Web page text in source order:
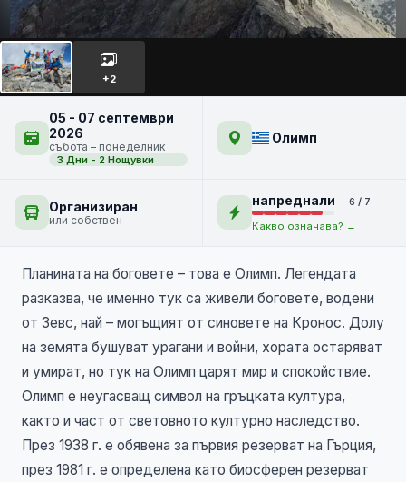
Връх МИТИКАС - планината
ОЛИМП
+2
05 - 07 септември
2026
събота – понеделник
3 Дни - 2 Нощувки
Олимп
Организиран
или собствен
напреднали
6 / 7
Какво означава? →
Планината на боговете – това е Олимп. Легендата
разказва, че именно тук са живели боговете, водени
от Зевс, най – могъщият от синовете на Кронос. Долу
на земята бушуват урагани и войни, хората остаряват
и умират, но тук на Олимп царят мир и спокойствие.
Олимп е неугасващ символ на гръцката култура,
както и част от световното културно наследство.
През 1938 г. е обявена за първия резерват на Гърция,
през 1981 г. е определена като биосферен резерват